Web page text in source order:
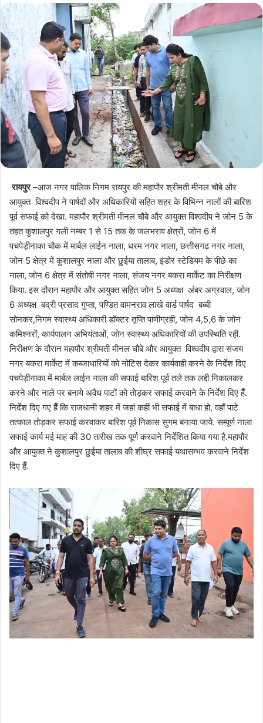
रायपुर –आज नगर पालिक निगम रायपुर की महापौर श्रीमती मीनल चौबे और
आयुक्त विश्वदीप ने पार्षदों और अधिकारियों सहित शहर के विभिन्न नालों की बारिश
पूर्व सफाई को देखा. महापौर श्रीमती मीनल चौबे और आयुक्त विश्वदीप ने जोन 5 के
तहत कुशालपुर गली नम्बर 1 से 15 तक के जलभराव क्षेत्रों, जोन 6 में
पचपेड़ीनाका चौक में मार्बल लाईन नाला, धरम नगर नाला, छत्तीसगढ़ नगर नाला,
जोन 5 क्षेत्र में कुशालपुर नाला और छुईया तालाब, इंडोर स्टेडियम के पीछे का
नाला, जोन 6 क्षेत्र में संतोषी नगर नाला, संजय नगर बकरा मार्केट का निरीक्षण
किया. इस दौरान महापौर और आयुक्त सहित जोन 5 अध्यक्ष अंबर अग्रवाल, जोन
6 अध्यक्ष बद्री प्रसाद गुप्ता, पण्डित वामनराव लाखे वार्ड पार्षद बब्बी
सोनकर,निगम स्वास्थ्य अधिकारी डॉक्टर तृप्ति पाणीग्रही, जोन 4,5,6 के जोन
कमिश्नरों, कार्यपालन अभियंताओं, जोन स्वास्थ्य अधिकारियों की उपस्थिति रही.
निरीक्षण के दौरान महापौर श्रीमती मीनल चौबे और आयुक्त विश्वदीप द्वारा संजय
नगर बकरा मार्केट में कब्जाधारियों को नोटिस देकर कार्यवाही करने के निर्देश दिए
पचपेड़ीनाका में मार्बल लाईन नाला की सफाई बारिश पूर्व तले तक लद्दी निकालकर
करने और नाले पर बनाये अवैध पाटों को तोड़कर सफाई करवाने के निर्देश दिए हैँ.
निर्देश दिए गए हैँ कि राजधानी शहर में जहां कहीं भी सफाई में बाधा हो, वहाँ पाटे
तत्काल तोड़कर सफाई करवाकर बारिश पूर्व निकास सुगम बनाया जाये. सम्पूर्ण नाला
सफाई कार्य मई माह की 30 तारीख तक पूर्ण करवाने निर्देशित किया गया है.महापौर
और आयुक्त ने कुशालपुर छुईया तालाब की शीघ्र सफाई यथासम्भव करवाने निर्देश
दिए हैँ.